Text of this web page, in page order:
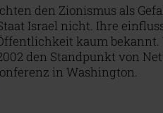
den Zionismus als
Israel nicht. Ihre
kaum bekannt.
den Standpunkt von
in Washington.